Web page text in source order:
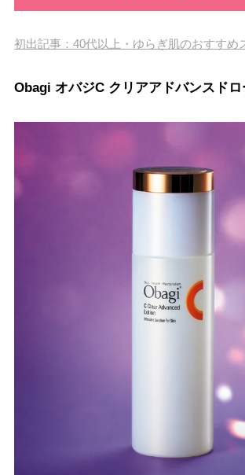
初出記事：40代以上・ゆらぎ肌のおすすめ
Obagi オバジC クリアアドバンスド